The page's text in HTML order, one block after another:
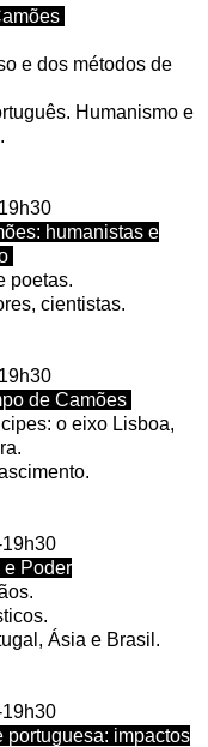
e dos métodos de
Humanismo e
humanistas e
poetas.
cientistas.
de Camões
o eixo Lisboa,
e Poder
Ásia e Brasil.
portuguesa: impactos